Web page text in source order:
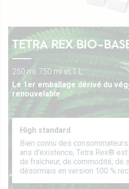
TETRA REX BIO-
250 ml, 750 ml et 1 L
Le 1er emballage dérivé du
renouvelable
High standard
Bien connu des
ans d’existence, Tetra Rex®
de fraîcheur, de commodité, de
désormais en version 100 %